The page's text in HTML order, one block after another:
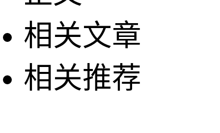
相关文章
相关推荐